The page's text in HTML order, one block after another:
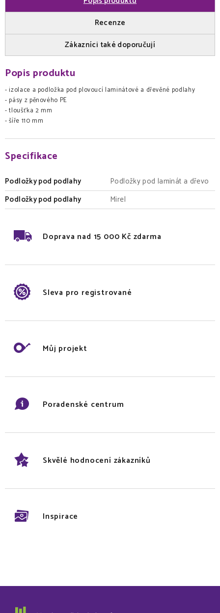
Recenze
Zákazníci také doporučují
Popis produktu
- izolace a podložka pod plovoucí laminátové a dřevěné podlahy
- pásy z pěnového PE
- tloušťka 2 mm
- šíře 110 mm
Specifikace
Podložky pod podlahy
Podložky pod laminát a dřevo
Podložky pod podlahy
Mirel
Doprava nad 15 000 Kč zdarma
Sleva pro registrované
Můj projekt
Poradenské centrum
Skvělé hodnocení zákazníků
Inspirace